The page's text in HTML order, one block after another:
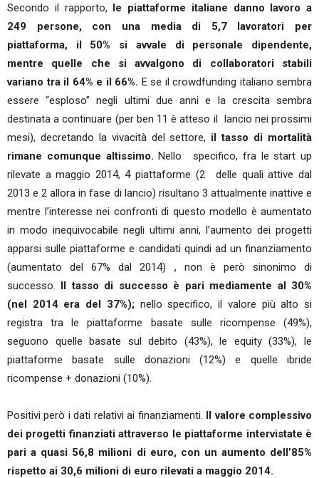
Secondo il rapporto, le piattaforme italiane danno lavoro a
249 persone, con una media di 5,7 lavoratori per
piattaforma, il 50% si avvale di personale dipendente,
mentre quelle che si avvalgono di collaboratori stabili
variano tra il 64% e il 66%. E se il crowdfunding italiano sembra
essere “esploso” negli ultimi due anni e la crescita sembra
destinata a continuare (per ben 11 è atteso il lancio nei prossimi
mesi), decretando la vivacità del settore, il tasso di mortalità
rimane comunque altissimo. Nello specifico, fra le start up
rilevate a maggio 2014, 4 piattaforme (2 delle quali attive dal
2013 e 2 allora in fase di lancio) risultano 3 attualmente inattive e
mentre l’interesse nei confronti di questo modello è aumentato
in modo inequivocabile negli ultimi anni, l’aumento dei progetti
apparsi sulle piattaforme e candidati quindi ad un finanziamento
(aumentato del 67% dal 2014) , non è però sinonimo di
successo. Il tasso di successo è pari mediamente al 30%
(nel 2014 era del 37%); nello specifico, il valore più alto si
registra tra le piattaforme basate sulle ricompense (49%),
seguono quelle basate sul debito (43%), le equity (33%), le
piattaforme basate sulle donazioni (12%) e quelle ibride
ricompense + donazioni (10%).
Positivi però i dati relativi ai finanziamenti. Il valore complessivo
dei progetti finanziati attraverso le piattaforme intervistate è
pari a quasi 56,8 milioni di euro, con un aumento dell’85%
rispetto ai 30,6 milioni di euro rilevati a maggio 2014.